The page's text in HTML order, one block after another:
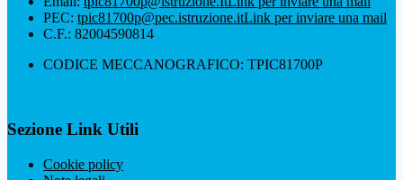
PEC: tpic81700p@pec.istruzione.itLink per inviare una mail
C.F.: 82004590814
CODICE MECCANOGRAFICO: TPIC81700P
Sezione Link Utili
Cookie policy